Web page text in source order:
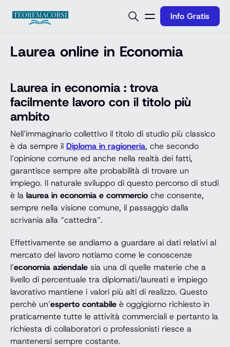
Info Gratis
Laurea online in Economia
Laurea in economia : trova
facilmente lavoro con il titolo più
ambito
Nell’immaginario collettivo il titolo di studio più classico
è da sempre il Diploma in ragioneria, che secondo
l’opinione comune ed anche nella realtà dei fatti,
garantisce sempre alte probabilità di trovare un
impiego. Il naturale sviluppo di questo percorso di studi
è la laurea in economia e commercio che consente,
sempre nella visione comune, il passaggio dalla
scrivania alla “cattedra”.
Effettivamente se andiamo a guardare ai dati relativi al
mercato del lavoro notiamo come le conoscenze
l’economia aziendale sia una di quelle materie che a
livello di percentuale tra diplomati/laureati e impiego
lavorativo mantiene i valori più alti di realizzo. Questo
perchè un’esperto contabile è oggigiorno richiesto in
praticamente tutte le attività commerciali e pertanto la
richiesta di collaboratori o professionisti riesce a
mantenersi sempre costante.